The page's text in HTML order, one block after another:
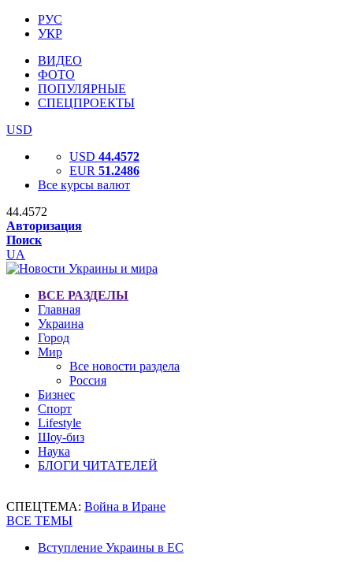
РУС
УКР
ВИДЕО
ФОТО
ПОПУЛЯРНЫЕ
СПЕЦПРОЕКТЫ
USD
USD 44.4572
EUR 51.2486
Все курсы валют
44.4572
Авторизация
Поиск
UA
ВСЕ РАЗДЕЛЫ
Главная
Украина
Город
Мир
Все новости раздела
Россия
Бизнес
Спорт
Lifestyle
Шоу-биз
Наука
БЛОГИ ЧИТАТЕЛЕЙ
СПЕЦТЕМА: Война в Иране
ВСЕ ТЕМЫ
Вступление Украины в ЕС